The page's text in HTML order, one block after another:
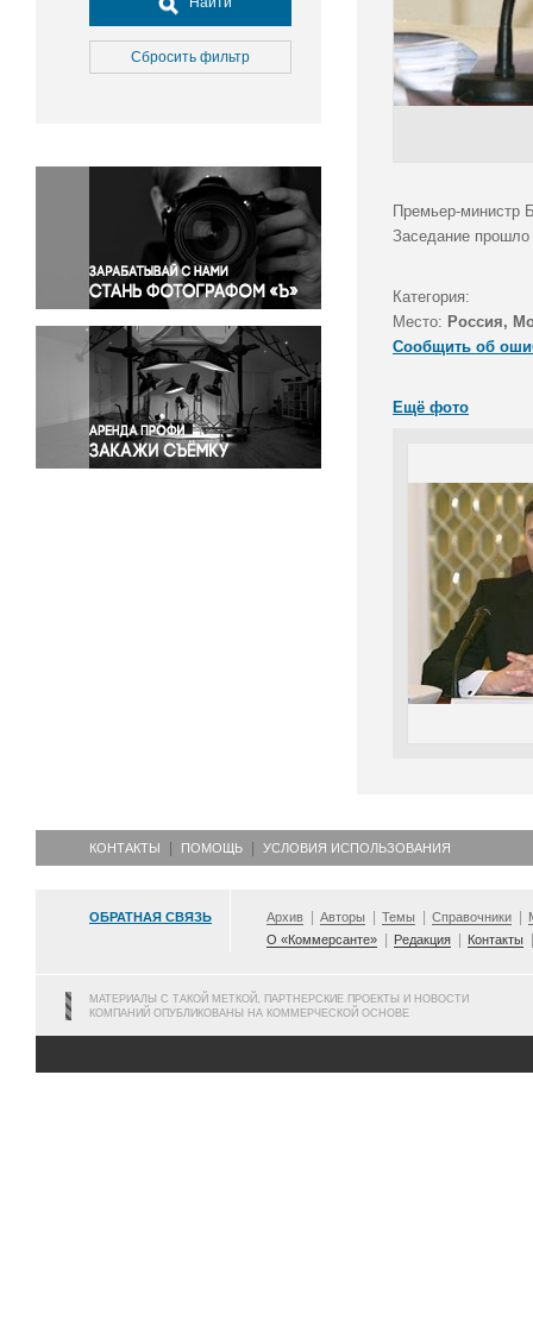
Культура
Медицина
Окружающая среда
Политика
Правосудие
Происшествия и конфликты
Религия
Светская жизнь
Спорт
Экология
Экономика и бизнес
Сбросить фильтр
Премьер-министр
Заседание прошло
Категория:
Место: Россия,
Сообщить об
Ещё фото
КОНТАКТЫ ПОМОЩЬ УСЛОВИЯ ИСПОЛЬЗОВАНИЯ
ОБРАТНАЯ СВЯЗЬ Архив Авторы Темы Справочники
О «Коммерсанте»
Редакция Контакты
МАТЕРИАЛЫ С ТАКОЙ МЕТКОЙ, ПАРТНЕРСКИЕ ПРОЕКТЫ И НОВОСТИ
КОМПАНИЙ ОПУБЛИКОВАНЫ НА КОММЕРЧЕСКОЙ ОСНОВЕ